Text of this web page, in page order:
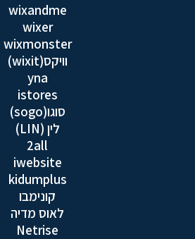
wixandme
wixer
wixmonster
וויקס(wixit)
yna
istores
סוגו(sogo)
לין (LIN)
2all
iwebsite
kidumplus
קונימבו
לאוס מדיה
Netrise